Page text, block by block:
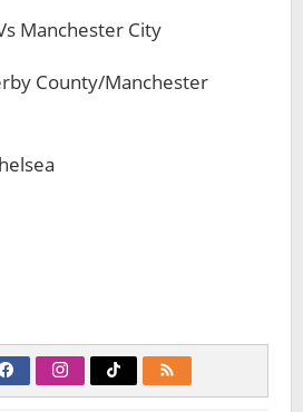
Manchester City
County/Manchester